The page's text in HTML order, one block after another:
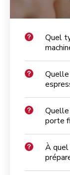
Quel
porte
À